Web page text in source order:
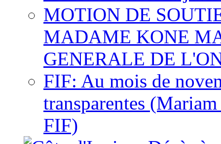
MOTION DE
MADAME KONE
GENERALE DE
FIF: Au mois de
transparentes
FIF)